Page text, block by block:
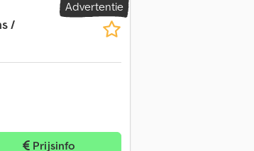
Advertentie
/
Prijsinfo